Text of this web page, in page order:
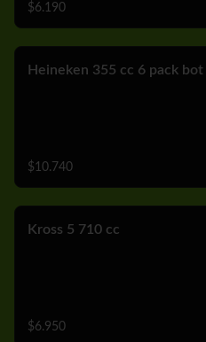
$6.190
Heineken 355 cc 6 pack bot
$10.740
Kross 5 710 cc
$6.950